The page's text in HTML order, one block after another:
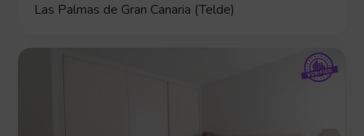
Las Palmas de Gran Canaria (Telde)